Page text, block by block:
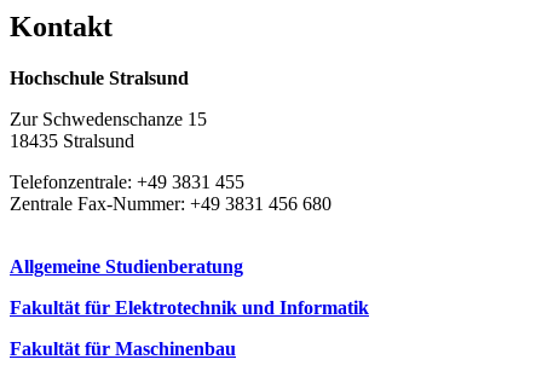
Kon­takt
Hochschule Stralsund
Zur Schwedenschanze 15
18435 Stralsund
Telefonzentrale: +49 3831 455
Zentrale Fax-Nummer: +49 3831 456 680
Allgemeine Studienberatung
Fakultät für Elektrotechnik und Informatik
Fakultät für Maschinenbau